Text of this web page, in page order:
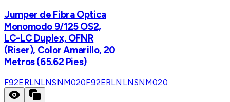
Jumper de Fibra Optica
Monomodo 9/125 OS2,
LC-LC Duplex, OFNR
(Riser), Color Amarillo, 20
Metros (65.62 Pies)
F92ERLNLNSNM020F92ERLNLNSNM020